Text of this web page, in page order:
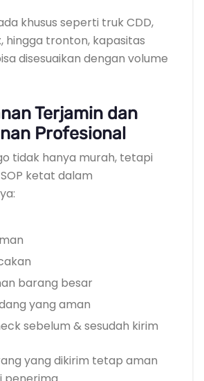
khusus seperti truk CDD,
hingga tronton, kapasitas
disesuaikan dengan volume
Terjamin dan
Profesional
tidak hanya murah, tetapi
ketat dalam
barang besar
yang aman
sebelum & sesudah kirim
yang dikirim tetap aman